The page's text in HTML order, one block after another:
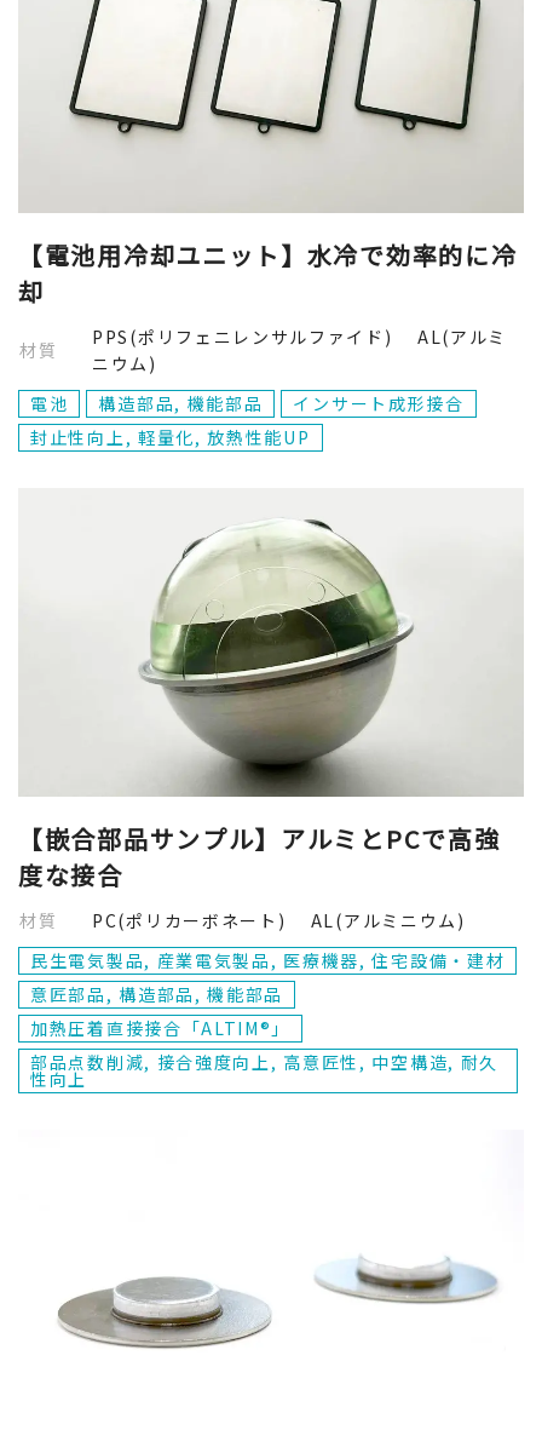
【電池用冷却ユニット】水冷で効率的に冷
却
材質
PPS(ポリフェニレンサルファイド) AL(アルミ
ニウム)
電池
構造部品, 機能部品
インサート成形接合
封止性向上, 軽量化, 放熱性能UP
【嵌合部品サンプル】アルミとPCで高強
度な接合
材質
PC(ポリカーボネート) AL(アルミニウム)
民生電気製品, 産業電気製品, 医療機器, 住宅設備・建材
意匠部品, 構造部品, 機能部品
加熱圧着直接接合「ALTIM®」
部品点数削減, 接合強度向上, 高意匠性, 中空構造, 耐久
性向上